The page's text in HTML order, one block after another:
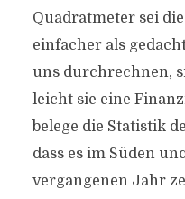
Quadratmeter sei
einfacher als
uns durchrechnen,
leicht sie eine
belege die Statistik
dass es im Süden
vergangenen Jahr